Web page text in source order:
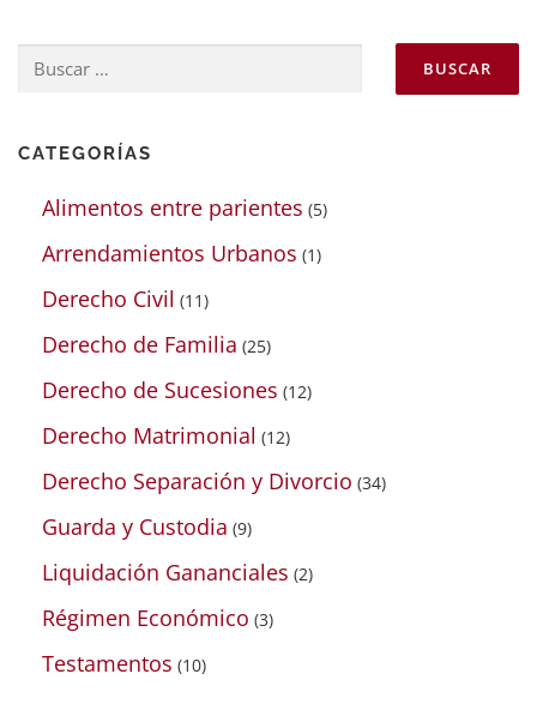
Buscar:
CATEGORÍAS
Alimentos entre parientes (5)
Arrendamientos Urbanos (1)
Derecho Civil (11)
Derecho de Familia (25)
Derecho de Sucesiones (12)
Derecho Matrimonial (12)
Derecho Separación y Divorcio (34)
Guarda y Custodia (9)
Liquidación Gananciales (2)
Régimen Económico (3)
Testamentos (10)